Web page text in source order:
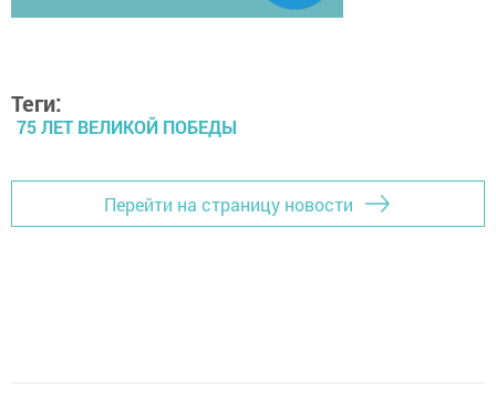
Теги:
75 ЛЕТ ВЕЛИКОЙ ПОБЕДЫ
Перейти на страницу новости